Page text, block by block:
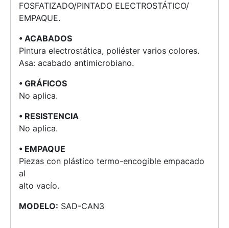
FOSFATIZADO/PINTADO ELECTROSTÁTICO/
EMPAQUE.
• ACABADOS
Pintura electrostática, poliéster varios colores.
Asa: acabado antimicrobiano.
• GRÁFICOS
No aplica.
• RESISTENCIA
No aplica.
• EMPAQUE
Piezas con plástico termo-encogible empacado
al
alto vacío.
MODELO: SAD-CAN3